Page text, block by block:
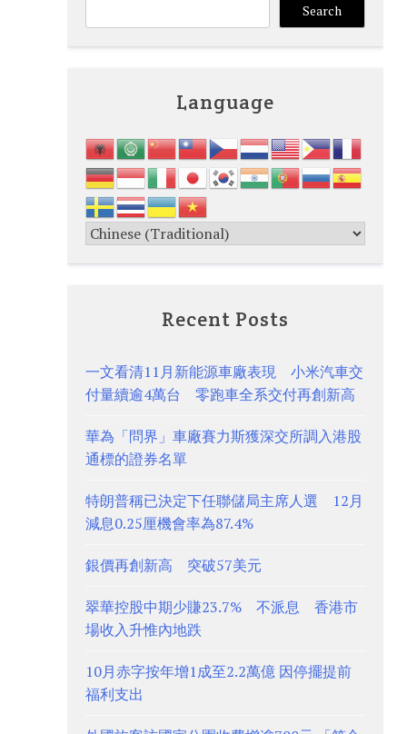
Search
Language
Recent Posts
一文看清11月新能源車廠表現 小米汽車交
付量續逾4萬台 零跑車全系交付再創新高
華為「問界」車廠賽力斯獲深交所調入港股
通標的證券名單
特朗普稱已決定下任聯儲局主席人選 12月
減息0.25厘機會率為87.4%
銀價再創新高 突破57美元
翠華控股中期少賺23.7% 不派息 香港市
場收入升惟內地跌
10月赤字按年增1成至2.2萬億 因停擺提前
福利支出